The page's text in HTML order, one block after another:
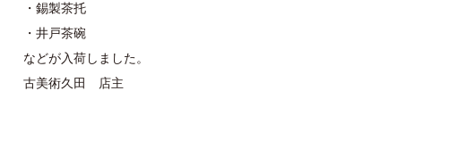
・錫製茶托
・井戸茶碗
などが入荷しました。
古美術久田 店主